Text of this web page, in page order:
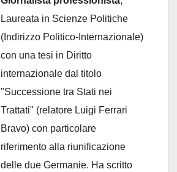
Laureata in Scienze Politiche
(Indirizzo Politico-Internazionale)
con una tesi in Diritto
internazionale dal titolo
"Successione tra Stati nei
Trattati" (relatore Luigi Ferrari
Bravo) con particolare
riferimento alla riunificazione
delle due Germanie. Ha scritto